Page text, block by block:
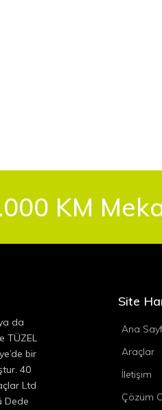
KM
da
TÜZEL
bir
40
Ltd
Dede
Site
Ana
Araçlar
İletişim
Çözüm